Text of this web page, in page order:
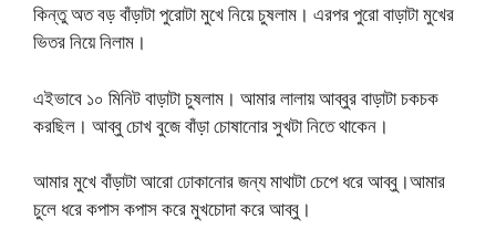
কিন্তু অত বড় বাঁড়াটা পুরোটা মুখে নিয়ে চুষলাম। এরপর পুরো বাড়াটা মুখের
ভিতর নিয়ে নিলাম।
এইভাবে ১০ মিনিট বাড়াটা চুষলাম। আমার লালায় আব্বুর বাড়াটা চকচক
করছিল। আব্বু চোখ বুজে বাঁড়া চোষানোর সুখটা নিতে থাকেন।
আমার মুখে বাঁড়াটা আরো ঢোকানোর জন্য মাথাটা চেপে ধরে আব্বু।আমার
চুলে ধরে কপাস কপাস করে মুখচোদা করে আব্বু।